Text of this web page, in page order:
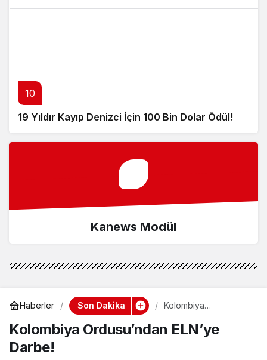
10
19 Yıldır Kayıp Denizci İçin 100 Bin Dolar Ödül!
Kanews Modül
Haberler Son Dakika
Kolombiya
Darbe!
Kolombiya Ordusu’ndan ELN’ye
Darbe!